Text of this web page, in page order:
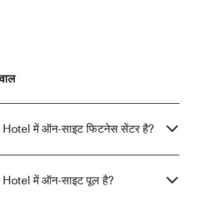
Hotel में ऑन-साइट फिटनेस सेंटर है?
Hotel में ऑन-साइट पूल है?